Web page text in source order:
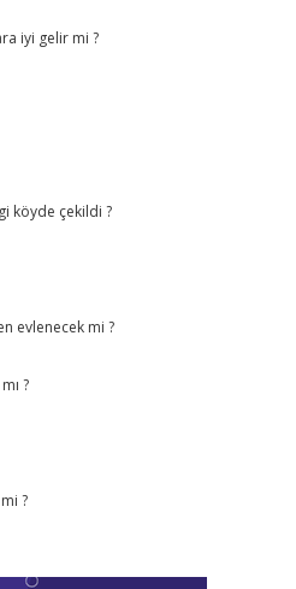
iyi gelir mi ?
köyde çekildi ?
evlenecek mi ?
?
?